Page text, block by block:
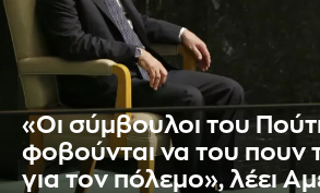
«Οι σύμβουλοι του
φοβούνται να του πουν
για τoν πόλεμο», λέει